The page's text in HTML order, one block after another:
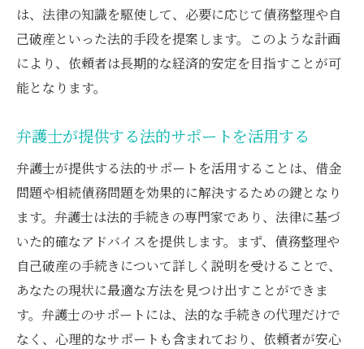
弁護士と一緒に未来のための財務計画を立
てる
借金問題を乗り越えた後の人生設計を考え
る
弁護士のアドバイスで未来を切り開く
相続債務の不安を弁護士と共に解消する方法
相続債務に関する法的知識を弁護士が提供
弁護士と共に相続人間の合意を形成する
安心して相続手続きを進めるための弁護士
の支援
相続債務の不安を弁護士のアドバイスで軽
減
は、法律の知識を駆使して、必要に応じて債務整理や自
己破産といった法的手段を提案します。このような計画
により、依頼者は長期的な経済的安定を目指すことが可
能となります。
弁護士が提供する法的サポートを活用する
弁護士が提供する法的サポートを活用することは、借金
問題や相続債務問題を効果的に解決するための鍵となり
ます。弁護士は法的手続きの専門家であり、法律に基づ
いた的確なアドバイスを提供します。まず、債務整理や
自己破産の手続きについて詳しく説明を受けることで、
あなたの現状に最適な方法を見つけ出すことができま
す。弁護士のサポートには、法的な手続きの代理だけで
なく、心理的なサポートも含まれており、依頼者が安心